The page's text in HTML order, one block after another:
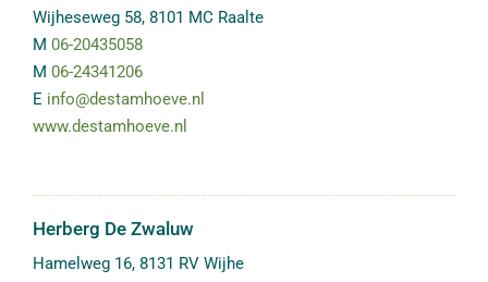
Wijheseweg 58, 8101 MC Raalte
M 06-20435058
M 06-24341206
E info@destamhoeve.nl
www.destamhoeve.nl
Herberg De Zwaluw
Hamelweg 16, 8131 RV Wijhe